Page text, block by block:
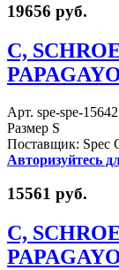
19656 руб.
C,
Арт. spe-spe-
Размер S
Поставщик: Spec
Авторизуйтесь
15561 руб.
C,